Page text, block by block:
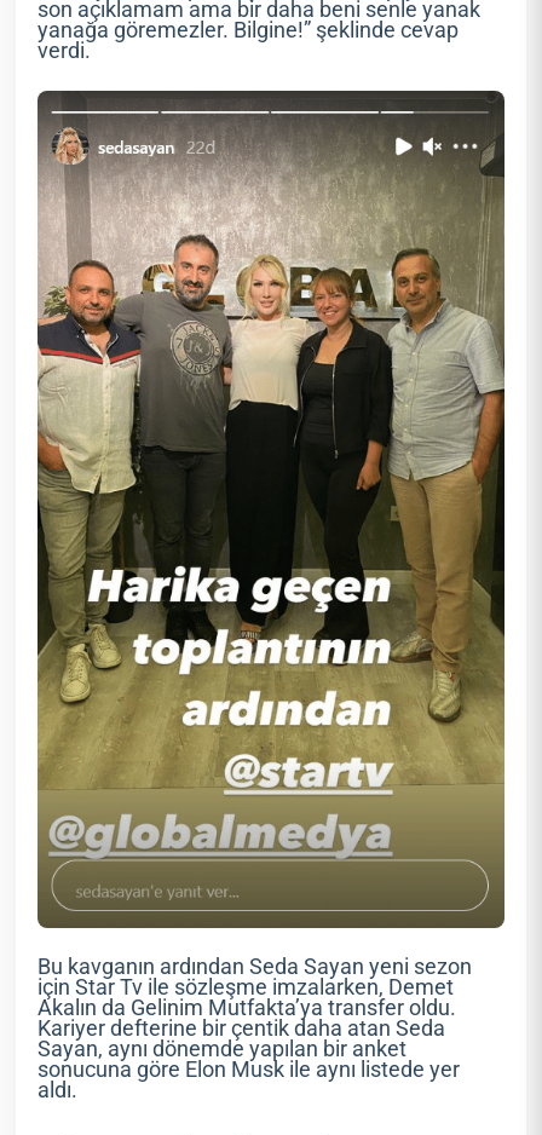
son açıklamam ama bir daha beni senle yanak
yanağa göremezler. Bilgine!” şeklinde cevap
verdi.
Bu kavganın ardından Seda Sayan yeni sezon
için Star Tv ile sözleşme imzalarken, Demet
Akalın da Gelinim Mutfakta’ya transfer oldu.
Kariyer defterine bir çentik daha atan Seda
Sayan, aynı dönemde yapılan bir anket
sonucuna göre Elon Musk ile aynı listede yer
aldı.